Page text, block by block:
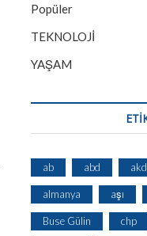
Popüler
TEKNOLOJİ
YAŞAM
ab abd
almanya aşı
Buse Gülin chp